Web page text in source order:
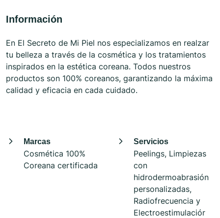
Información
En El Secreto de Mi Piel nos especializamos en realzar
tu belleza a través de la cosmética y los tratamientos
inspirados en la estética coreana. Todos nuestros
productos son 100% coreanos, garantizando la máxima
calidad y eficacia en cada cuidado.
Marcas
Cosmética 100%
Coreana certificada
Servicios
Peelings, Limpiezas
con
hidrodermoabrasión
personalizadas,
Radiofrecuencia y
Electroestimulaciór